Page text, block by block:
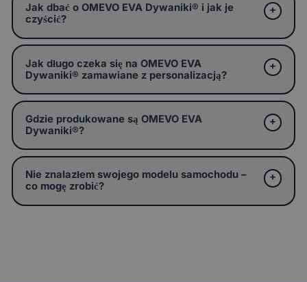
Jak dbać o OMEVO EVA Dywaniki® i jak je
czyścić?
Jak długo czeka się na OMEVO EVA
Dywaniki® zamawiane z personalizacją?
Gdzie produkowane są OMEVO EVA
Dywaniki®?
Nie znalazłem swojego modelu samochodu –
co mogę zrobić?